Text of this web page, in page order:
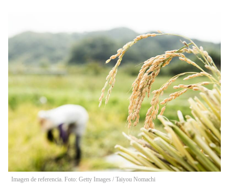
Imagen de referencia. Foto: Getty Images / Taiyou Nomachi